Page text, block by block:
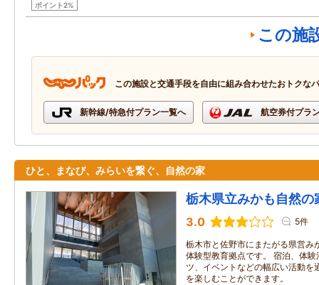
ポイント2%
この施
この施設と交通手段を自由に組み合わせたおトクな
新幹線/特急付プラン一覧へ 航空券付プラ
ひと、まなび、みらいを繋ぐ、自然の家
栃木県立みかも自然の
3.0 5件
栃木市と佐野市にまたがる県営み
体験型教育拠点です。 宿泊、体
ツ、イベントなどの幅広い活動を
を楽しむことができます。